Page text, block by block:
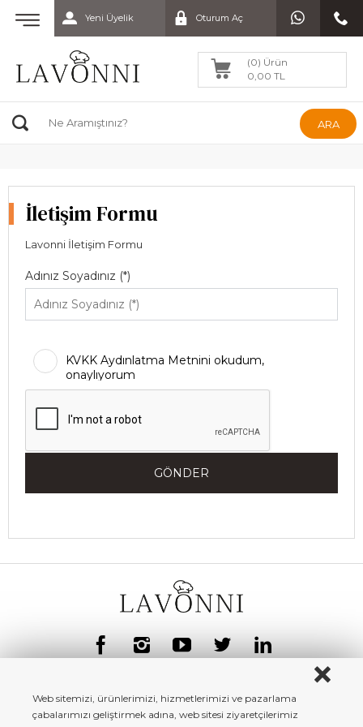
Yeni Üyelik Oturum Aç
(0) Ürün
0,00 TL
ARA
İletişim Formu
Lavonni İletişim Formu
Adınız Soyadınız (*)
KVKK Aydınlatma Metnini okudum,
onaylıyorum
GÖNDER
Web sitemizi, ürünlerimizi, hizmetlerimizi ve pazarlama
çabalarımızı geliştirmek adına, web sitesi ziyaretçilerimiz